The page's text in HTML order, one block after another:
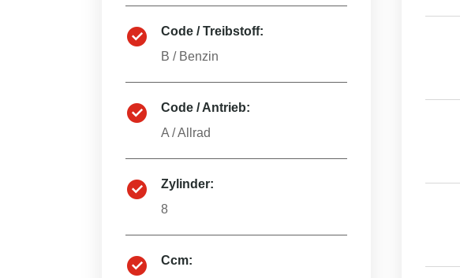
Code / Treibstoff:
B / Benzin
Code / Antrieb:
A /Allrad
Zylinder:
8
Ccm: